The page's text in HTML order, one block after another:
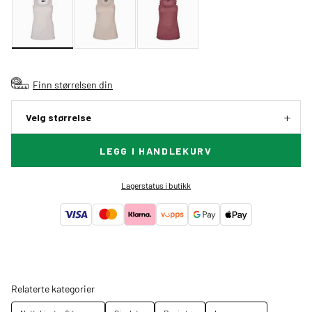
Finn størrelsen din
Velg størrelse
LEGG I HANDLEKURV
Lagerstatus i butikk
Relaterte kategorier